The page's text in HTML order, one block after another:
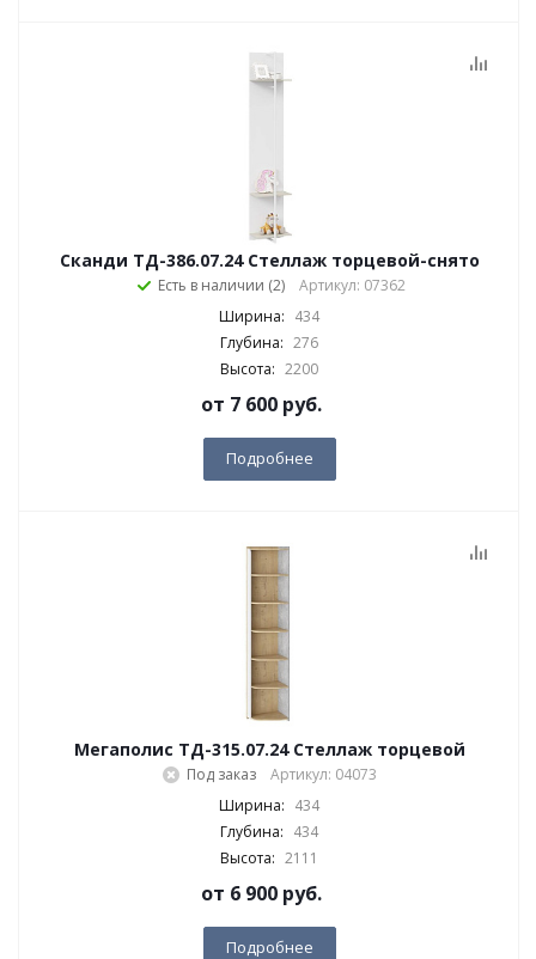
Сканди ТД-386.07.24 Стеллаж торцевой-снято
Есть в наличии (2)
Артикул: 07362
Ширина: 434
Глубина: 276
Высота: 2200
от 7 600 руб.
Подробнее
Мегаполис ТД-315.07.24 Стеллаж торцевой
Под заказ
Артикул: 04073
Ширина: 434
Глубина: 434
Высота: 2111
от 6 900 руб.
Подробнее